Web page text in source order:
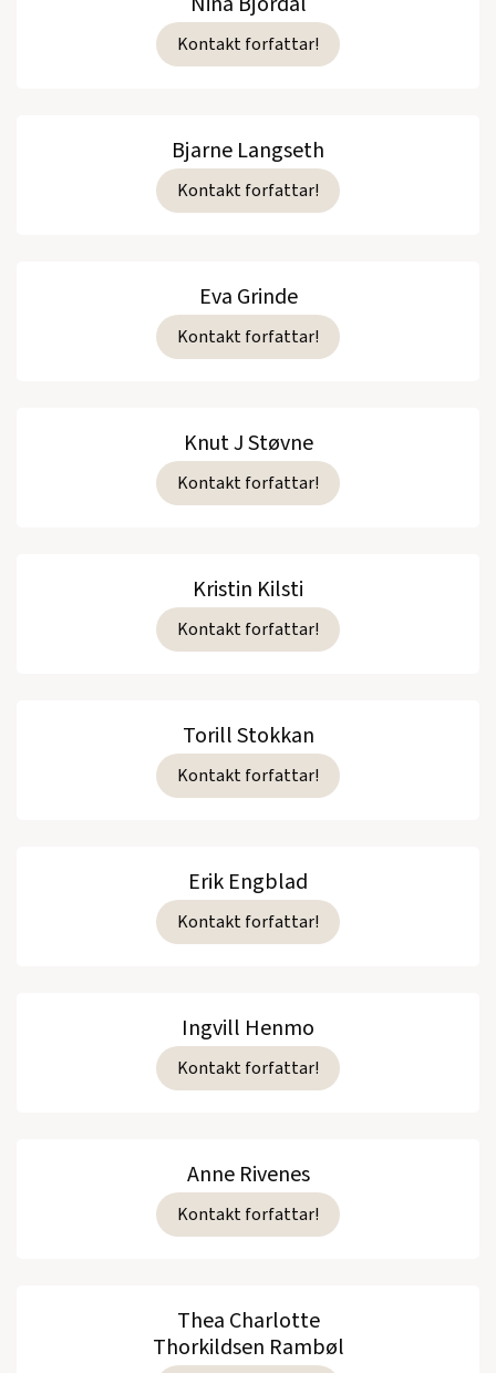
Kontakt forfattar!
Bjarne Langseth
Kontakt forfattar!
Eva Grinde
Kontakt forfattar!
Knut J Støvne
Kontakt forfattar!
Kristin Kilsti
Kontakt forfattar!
Torill Stokkan
Kontakt forfattar!
Erik Engblad
Kontakt forfattar!
Ingvill Henmo
Kontakt forfattar!
Anne Rivenes
Kontakt forfattar!
Thea Charlotte
Thorkildsen Rambøl